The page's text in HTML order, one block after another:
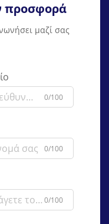
προσφορά
μαζί σας
0/100
0/100
0/100